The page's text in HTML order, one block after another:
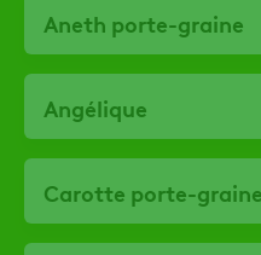
Aneth porte-graine
Angélique
Carotte porte-graine